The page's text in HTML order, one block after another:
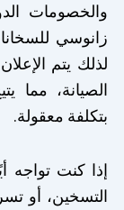
والخصومات
زانوسي
لذلك يتم
الصيانة، مما
بتكلفة معقولة.
إذا كنت
التسخين، أو